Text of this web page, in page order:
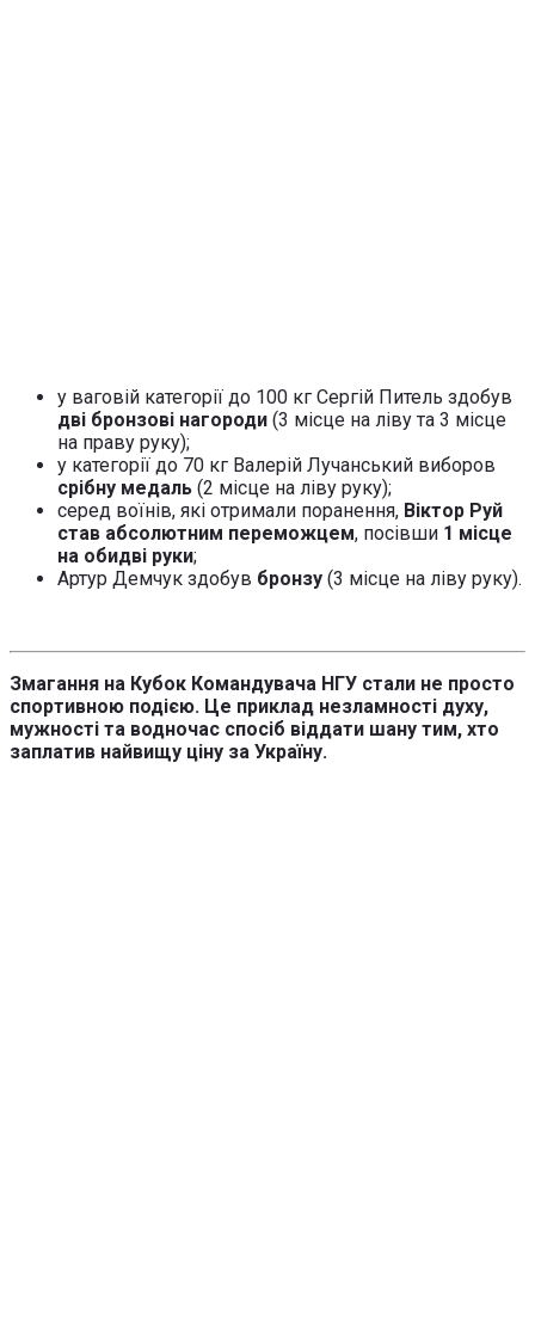
у ваговій категорії до 100 кг Сергій Питель здобув
дві бронзові нагороди (3 місце на ліву та 3 місце
на праву руку);
у категорії до 70 кг Валерій Лучанський виборов
срібну медаль (2 місце на ліву руку);
серед воїнів, які отримали поранення, Віктор Руй
став абсолютним переможцем, посівши 1 місце
на обидві руки;
Артур Демчук здобув бронзу (3 місце на ліву руку).
Змагання на Кубок Командувача НГУ стали не просто
спортивною подією. Це приклад незламності духу,
мужності та водночас спосіб віддати шану тим, хто
заплатив найвищу ціну за Україну.